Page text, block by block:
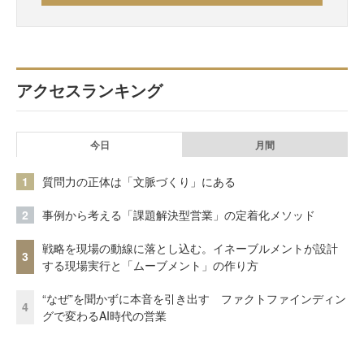
アクセスランキング
今日 月間
1 質問力の正体は「文脈づくり」にある
2 事例から考える「課題解決型営業」の定着化メソッド
3
戦略を現場の動線に落とし込む。イネーブルメントが設計
する現場実行と「ムーブメント」の作り方
4
“なぜ”を聞かずに本音を引き出す ファクトファインディン
グで変わるAI時代の営業